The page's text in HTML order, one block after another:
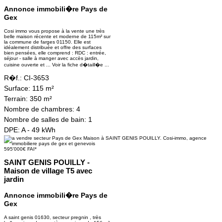
Annonce immobili�re Pays de
Gex
Cosi immo vous propose à la vente une très
belle maison récente et moderne de 115m² sur
la commune de farges 01150. Elle est
idéalement distribuée et offre des surfaces
bien pensées, elle comprend : RDC : entrée,
séjour - salle à manger avec accès jardin,
cuisine ouverte et ... Voir la fiche d�taill�e ...
R�f.: CI-3653
Surface: 115 m²
Terrain: 350 m²
Nombre de chambres: 4
Nombre de salles de bain: 1
DPE: A - 49 kWh
595'000€ FAI*
SAINT GENIS POUILLY -
Maison de village T5 avec
jardin
Annonce immobili�re Pays de
Gex
A saint genis 01630, secteur pregnin , très